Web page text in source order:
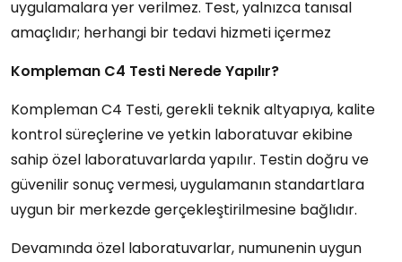
uygulamalara yer verilmez. Test, yalnızca tanısal
amaçlıdır; herhangi bir tedavi hizmeti içermez
Kompleman C4 Testi Nerede Yapılır?
Kompleman C4 Testi, gerekli teknik altyapıya, kalite
kontrol süreçlerine ve yetkin laboratuvar ekibine
sahip özel laboratuvarlarda yapılır. Testin doğru ve
güvenilir sonuç vermesi, uygulamanın standartlara
uygun bir merkezde gerçekleştirilmesine bağlıdır.
Devamında özel laboratuvarlar, numunenin uygun